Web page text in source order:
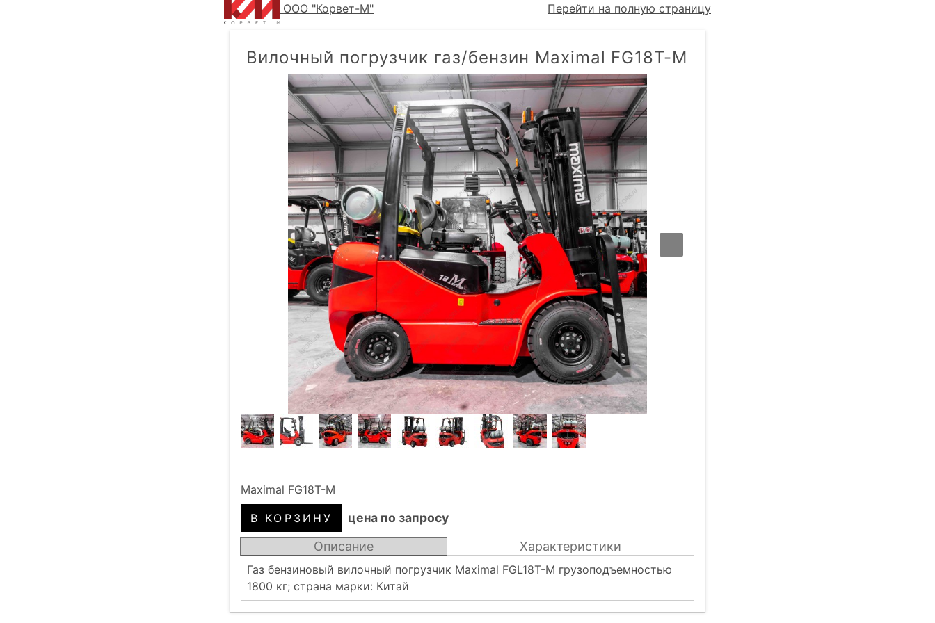
ООО "Корвет-М" Перейти на полную страницу
Вилочный погрузчик газ/бензин Maximal FG18T-M
Maximal FG18T-M
цена по запросу
Описание
Газ бензиновый вилочный погрузчик Maximal FGL18T-M грузоподъемностью
1800 кг; страна марки: Китай
Характеристики